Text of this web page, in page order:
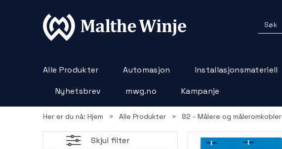
Alle Produkter Automasjon Installasjonsmateriell
Nyhetsbrev mwg.no Kampanje
Her er du nå: Hjem > Alle Produkter > 82 - Målere og måleromkobler
Skjul filter